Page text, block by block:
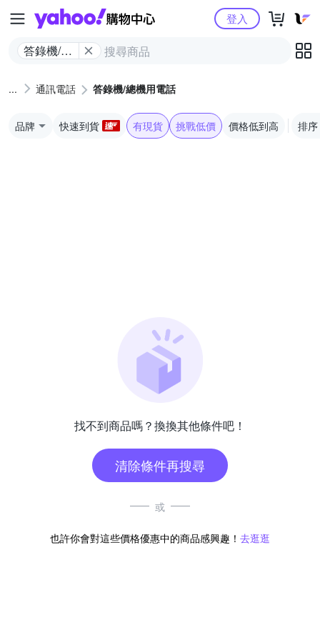
Yahoo購物中心
答錄機/總
登入
通訊電話 答錄機/總機用電話
品牌 快速到貨 有現貨 挑戰低價 價格低到高 排序
找不到商品嗎？換換其他條件吧！
清除條件再搜尋
或
也許你會對這些價格優惠中的商品感興趣！ 去逛逛